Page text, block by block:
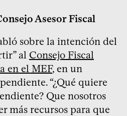
Asesor Fiscal
sobre la intención del
al Consejo Fiscal
en el MEF, en un
“¿Qué quiere
Que nosotros
más recursos para que